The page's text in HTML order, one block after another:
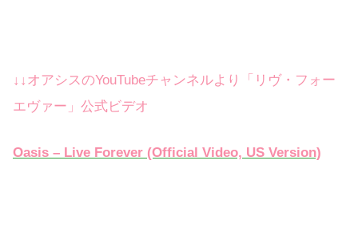
↓↓オアシスのYouTubeチャンネルより「リヴ・フォー
エヴァー」公式ビデオ
Oasis – Live Forever (Official Video, US Version)